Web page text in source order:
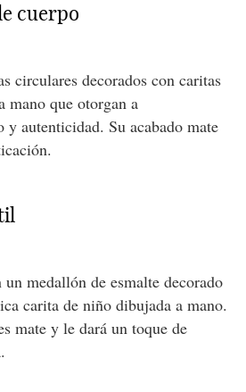
cuerpo
circulares decorados con caritas
mano que otorgan a
y autenticidad. Su acabado mate
medallón de esmalte decorado
carita de niño dibujada a mano.
mate y le dará un toque de